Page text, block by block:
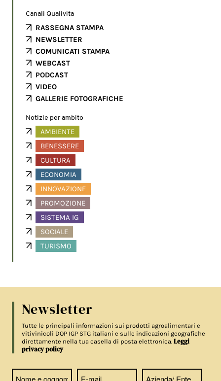
Canali Qualivita
RASSEGNA STAMPA
NEWSLETTER
COMUNICATI STAMPA
WEBCAST
PODCAST
VIDEO
GALLERIE FOTOGRAFICHE
Notizie per ambito
AMBIENTE
BENESSERE
CULTURA
ECONOMIA
INNOVAZIONE
PROMOZIONE
SISTEMA IG
SOCIALE
TURISMO
Newsletter
Tutte le principali informazioni sui prodotti agroalimentari e
vitivinicoli DOP IGP STG italiani e sulle indicazioni geografiche
direttamente nella tua casella di posta elettronica.Leggi
privacy policy